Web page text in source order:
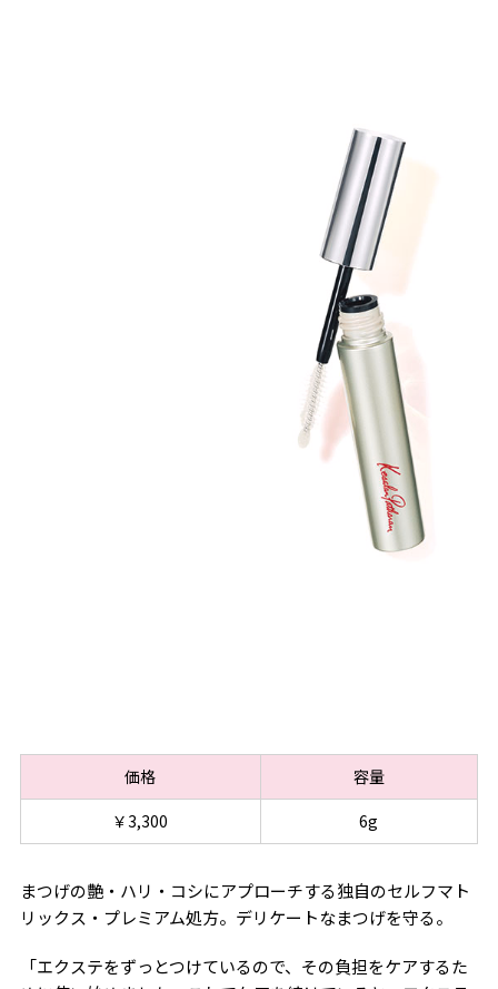
価格
容量
￥3,300
6g
まつげの艶・ハリ・コシにアプローチする独自のセルフマト
リックス・プレミアム処方。デリケートなまつげを守る。
「エクステをずっとつけているので、その負担をケアするた